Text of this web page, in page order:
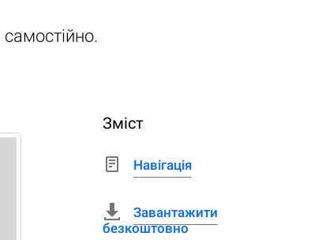
самостійно.
Зміст
Навігація
Завантажити
безкоштовно